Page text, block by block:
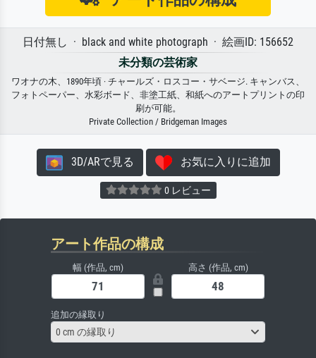
日付無し · black and white photograph · 絵画ID: 156652
未分類の芸術家
ワオナの木、1890年頃 · チャールズ・ロスコー・サベージ. キャンバス、
フォトペーパー、水彩ボード、非塗工紙、和紙へのアートプリントの印
刷が可能。
Private Collection / Bridgeman Images
3D/ARで見る お気に入りに追加
0 レビュー
アート作品の構成
幅 (作品, cm) 高さ (作品, cm)
追加の縁取り
0 cm の縁取り